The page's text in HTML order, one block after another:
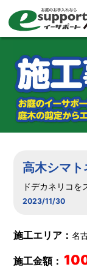
高木シマト
ドデカネリコを
2023/11/30
施工エリア：名
施工金額：